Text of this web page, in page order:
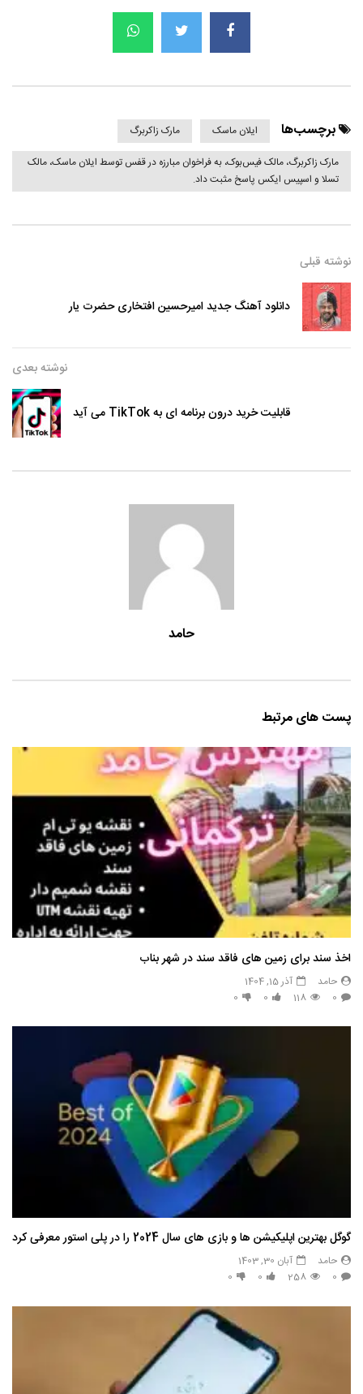
برچسب‌ها ایلان ماسک
مارک زاکربرگ
مارک زاکربرگ، مالک فیس‌بوک، به فراخوان مبارزه در قفس توسط ایلان ماسک، مالک
تسلا و اسپیس ایکس پاسخ مثبت داد.
نوشته قبلی
دانلود آهنگ جدید امیرحسین افتخاری حضرت یار
نوشته بعدی
قابلیت خرید درون برنامه ای به TikTok می آید
حامد
پست های مرتبط
اخذ سند برای زمین های فاقد سند در شهر بناب
حامد
آذر 15, 1404
0
118
0
0
گوگل بهترین اپلیکیشن ها و بازی های سال 2024 را در پلی استور معرفی کرد
حامد
آبان 30, 1403
0
258
0
0